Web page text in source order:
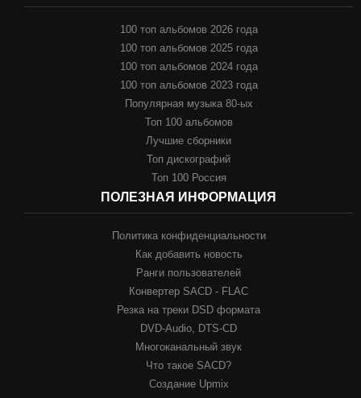
100 топ альбомов 2026 года
100 топ альбомов 2025 года
100 топ альбомов 2024 года
100 топ альбомов 2023 года
Популярная музыка 80-ых
Топ 100 альбомов
Лучшие сборники
Топ дискографий
Топ 100 Россия
ПОЛЕЗНАЯ ИНФОРМАЦИЯ
Политика конфиденциальности
Как добавить новость
Ранги пользователей
Конвертер SACD - FLAC
Резка на треки DSD формата
DVD-Audio, DTS-CD
Многоканальный звук
Что такое SACD?
Создание Upmix